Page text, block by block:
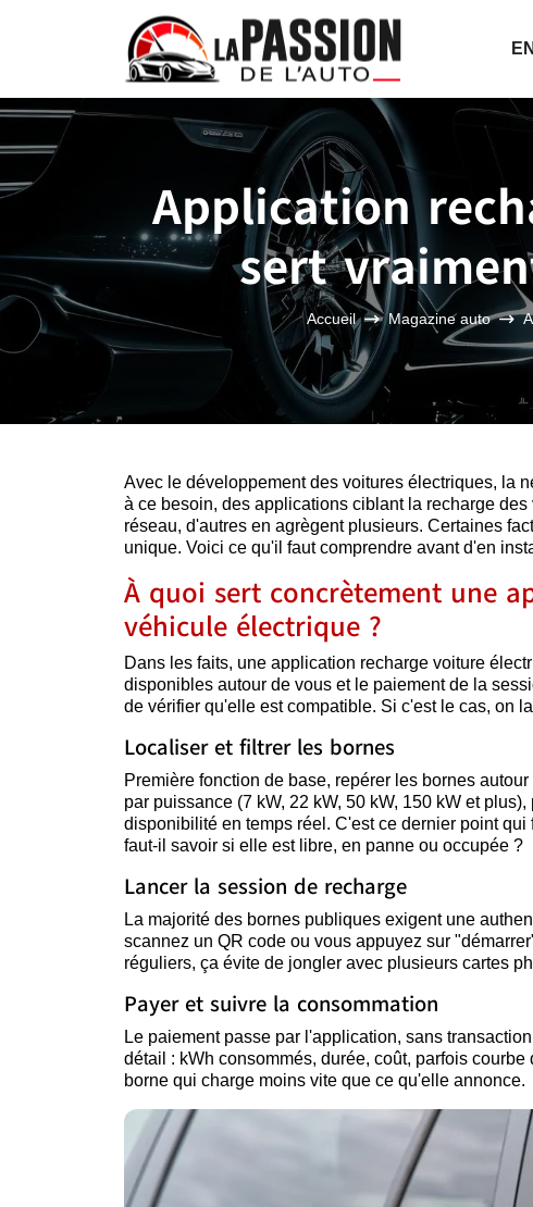
Application
sert
Accueil Magazine auto
Avec le développement des voitures électriques, la
à ce besoin, des applications ciblant la recharge
réseau, d'autres en agrègent plusieurs. Certaines
unique. Voici ce qu'il faut comprendre avant d'en
À quoi sert concrètement une
véhicule électrique ?
Dans les faits, une application recharge voiture
disponibles autour de vous et le paiement de la
de vérifier qu'elle est compatible. Si c'est le cas, on
Localiser et filtrer les bornes
Première fonction de base, repérer les bornes
par puissance (7 kW, 22 kW, 50 kW, 150 kW et
disponibilité en temps réel. C'est ce dernier point
faut-il savoir si elle est libre, en panne ou occupée ?
Lancer la session de recharge
La majorité des bornes publiques exigent une
scannez un QR code ou vous appuyez sur
réguliers, ça évite de jongler avec plusieurs cartes
Payer et suivre la consommation
Le paiement passe par l'application, sans
détail : kWh consommés, durée, coût, parfois
borne qui charge moins vite que ce qu'elle annonce.